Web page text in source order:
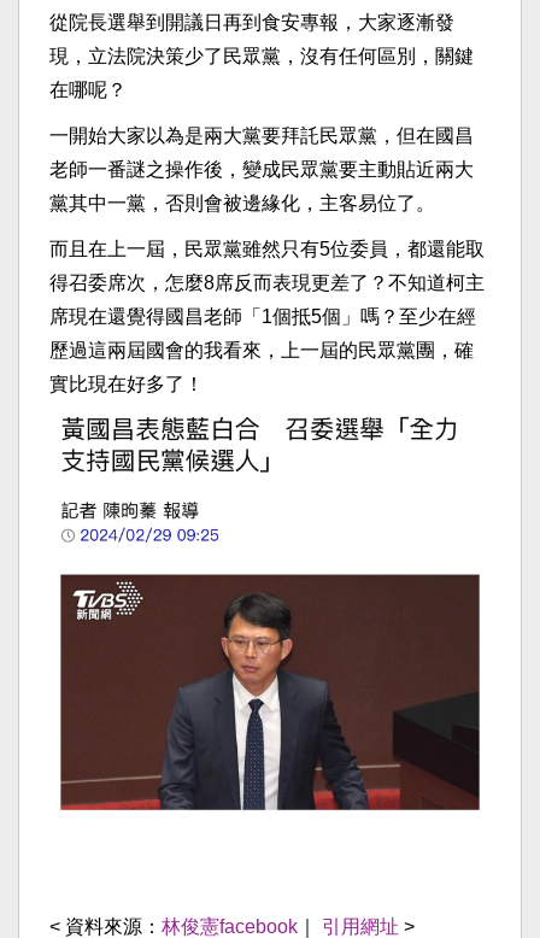
從院長選舉到開議日再到食安專報，大家逐漸發
現，立法院決策少了民眾黨，沒有任何區別，關鍵
在哪呢？
一開始大家以為是兩大黨要拜託民眾黨，但在國昌
老師一番謎之操作後，變成民眾黨要主動貼近兩大
黨其中一黨，否則會被邊緣化，主客易位了。
而且在上一屆，民眾黨雖然只有5位委員，都還能取
得召委席次，怎麼8席反而表現更差了？不知道柯主
席現在還覺得國昌老師「1個抵5個」嗎？至少在經
歷過這兩屆國會的我看來，上一屆的民眾黨團，確
實比現在好多了！
< 資料來源： 林俊憲facebook 引用網址 >